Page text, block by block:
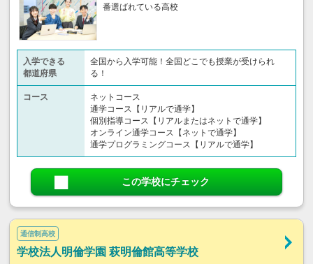
番選ばれている高校
入学できる
都道府県
全国から入学可能！全国どこでも授業が受けられ
る！
コース
ネットコース
通学コース【リアルで通学】
個別指導コース【リアルまたはネットで通学】
オンライン通学コース【ネットで通学】
通学プログラミングコース【リアルで通学】
この学校にチェック
通信制高校
学校法人明倫学園 萩明倫館高等学校